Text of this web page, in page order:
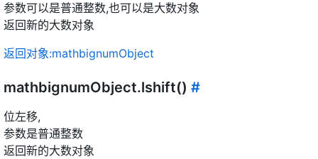
参数可以是普通整数,也可以是大数对象
返回新的大数对象
返回对象:mathbignumObject
mathbignumObject.lshift() #
位左移,
参数是普通整数
返回新的大数对象